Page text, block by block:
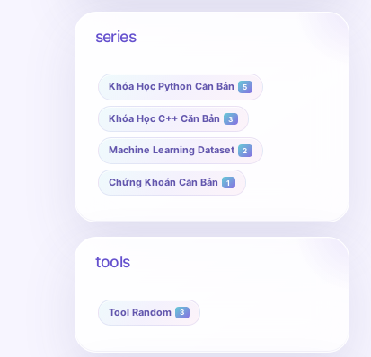
series
Khóa Học Python Căn Bản 5
Khóa Học C++ Căn Bản 3
Machine Learning Dataset 2
Chứng Khoán Căn Bản 1
tools
Tool Random 3